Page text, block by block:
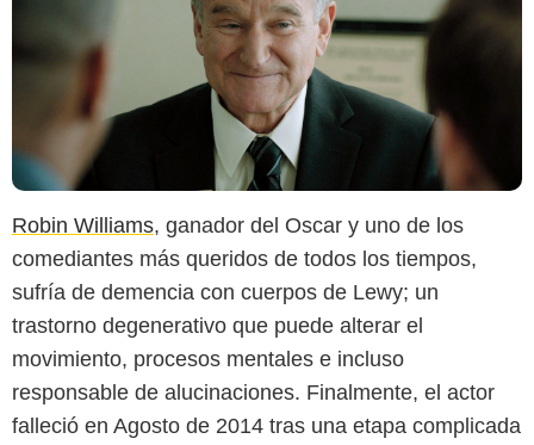
Robin Williams, ganador del Oscar y uno de los
comediantes más queridos de todos los tiempos,
sufría de demencia con cuerpos de Lewy; un
trastorno degenerativo que puede alterar el
movimiento, procesos mentales e incluso
responsable de alucinaciones. Finalmente, el actor
falleció en Agosto de 2014 tras una etapa complicada